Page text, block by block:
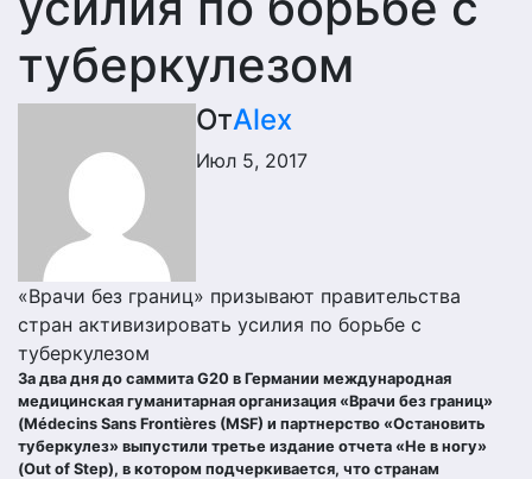
туберкулезом
ОтAlex
Июл 5, 2017
«Врачи без границ» призывают правительства
стран активизировать усилия по борьбе с
туберкулезом
За два дня до саммита G20 в Германии международная
медицинская гуманитарная организация «Врачи без границ»
(Médecins Sans Frontières (MSF) и партнерство «Остановить
туберкулез» выпустили третье издание отчета «Не в ногу»
(Out of Step), в котором подчеркивается, что странам